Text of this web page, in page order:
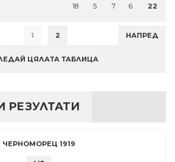
18 5 7 6 22
1 2 НАПРЕД
ЦЯЛАТА ТАБЛИЦА
РЕЗУЛТАТИ
ЧЕРНОМОРЕЦ 1919